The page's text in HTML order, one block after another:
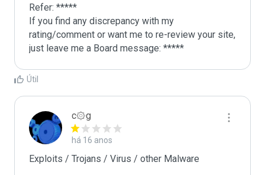
Refer: *****
If you find any discrepancy with my
rating/comment or want me to re-review your site,
just leave me a Board message: *****
Útil
c۞g
há 16 anos
Exploits / Trojans / Virus / other Malware